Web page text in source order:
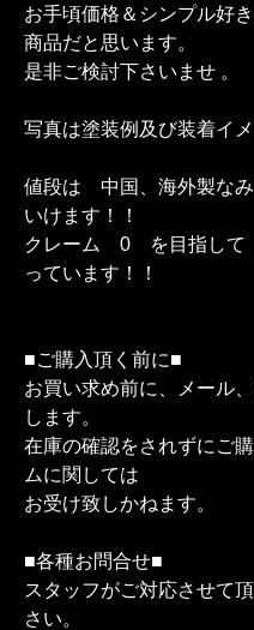
お手頃価格＆シンプル好
商品だと思います。
是非ご検討下さいませ 。
写真は塗装例及び装着イ
値段は 中国、海外製な
いけます！！
クレーム 0 を目指して
っています！！
■ご購入頂く前に■
お買い求め前に、メール
します。
在庫の確認をされずにご
ムに関しては
お受け致しかねます。
■各種お問合せ■
スタッフがご対応させて
さい。